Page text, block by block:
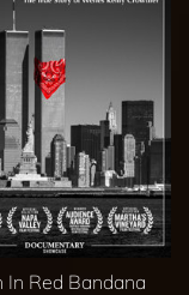
In Red Bandana